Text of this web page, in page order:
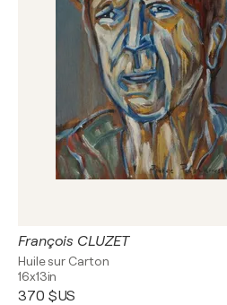
François CLUZET
Huile sur Carton
16x13in
370 $US